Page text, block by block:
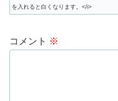
を入れると白くなります。</i>
コメント ※